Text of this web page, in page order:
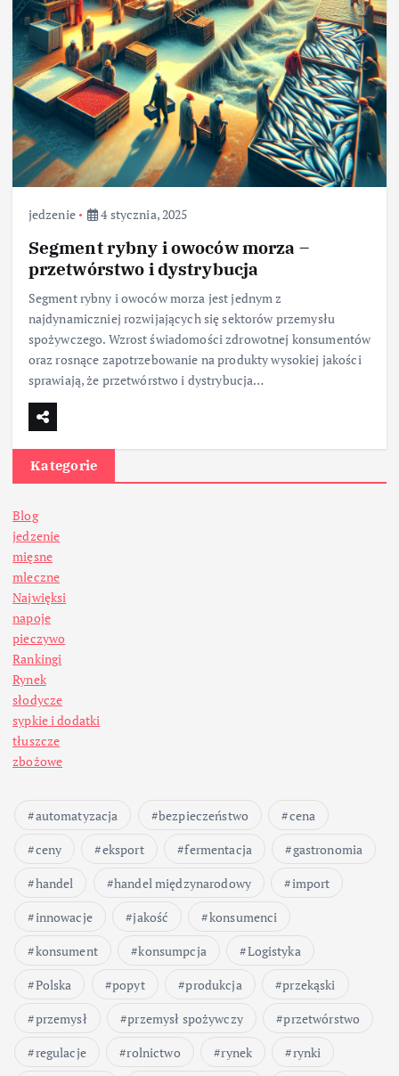
jedzenie 4 stycznia, 2025
Segment rybny i owoców morza –
przetwórstwo i dystrybucja
Segment rybny i owoców morza jest jednym z
najdynamiczniej rozwijających się sektorów przemysłu
spożywczego. Wzrost świadomości zdrowotnej konsumentów
oraz rosnące zapotrzebowanie na produkty wysokiej jakości
sprawiają, że przetwórstwo i dystrybucja…
Kategorie
Blog
jedzenie
mięsne
mleczne
Najwięksi
napoje
pieczywo
Rankingi
Rynek
słodycze
sypkie i dodatki
tłuszcze
zbożowe
automatyzacja bezpieczeństwo
cena
ceny
eksport fermentacja
gastronomia
handel
handel międzynarodowy
import
innowacje
jakość
konsumenci
konsument
konsumpcja
Logistyka
Polska
popyt produkcja
przekąski
przemysł
przemysł spożywczy
przetwórstwo
regulacje
rolnictwo rynek
rynki